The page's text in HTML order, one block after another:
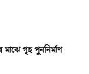
মাঝে গৃহ পুননির্মাণ